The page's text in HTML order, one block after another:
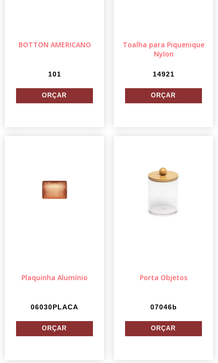
BOTTON AMERICANO
101
Toalha para Piquenique
Nylon
14921
Plaquinha Alumínio
06030PLACA
Porta Objetos
07046b